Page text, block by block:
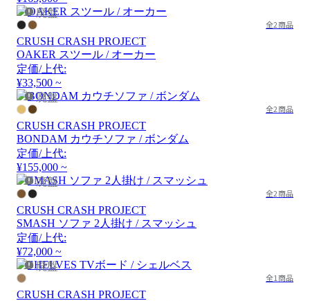
廃盤
全2商品
CRUSH CRASH PROJECT
OAKER スツール / オーカー
定価/上代:
¥33,500 ~
廃盤
全2商品
CRUSH CRASH PROJECT
BONDAM カウチソファ / ボンダム
定価/上代:
¥155,000 ~
廃盤
全2商品
CRUSH CRASH PROJECT
SMASH ソファ 2人掛け / スマッシュ
定価/上代:
¥72,000 ~
廃盤
全1商品
CRUSH CRASH PROJECT